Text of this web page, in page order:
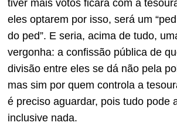
tiver mais votos ficará com a
eles optarem por isso, será um
do ped”. E seria, acima de tudo,
vergonha: a confissão pública de
divisão entre eles se dá não pela
mas sim por quem controla a
é preciso aguardar, pois tudo pode
inclusive nada.